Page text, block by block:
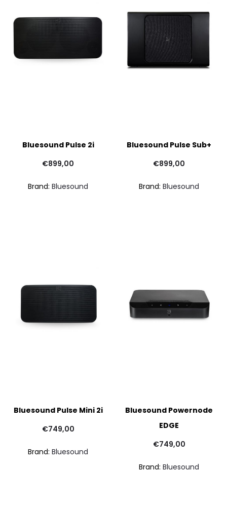
Bluesound Pulse 2i
€899,00
Brand: Bluesound
Bluesound Pulse Sub+
€899,00
Brand: Bluesound
Bluesound Pulse Mini 2i
€749,00
Brand: Bluesound
Bluesound Powernode
EDGE
€749,00
Brand: Bluesound